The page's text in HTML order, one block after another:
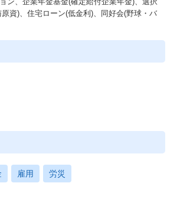
資)、住宅ローン(低金利)、同好会(野球・バ
雇用 労災